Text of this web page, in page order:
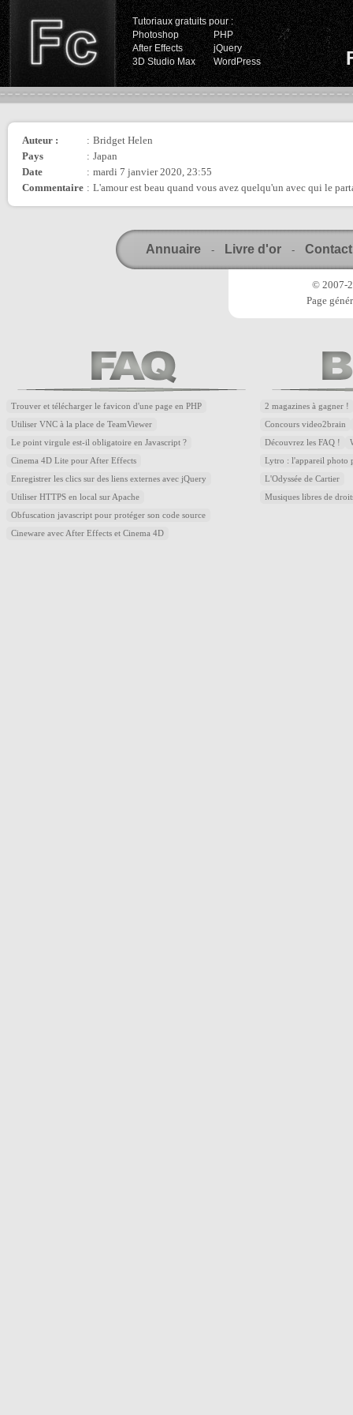
Tutoriaux gratuits pour :
Photoshop
PHP
After Effects
jQuery
3D Studio Max
WordPress
Auteur : : Bridget Helen
Pays
: Japan
Date
: mardi 7 janvier 2020, 23:55
Commentaire : L'amour est beau quand vous avez quelqu'un avec qui le
Annuaire - Livre d'or - Contact
© 2007-
Page
Trouver et télécharger le favicon d'une page en PHP
Utiliser VNC à la place de TeamViewer
Le point virgule est-il obligatoire en Javascript ?
Cinema 4D Lite pour After Effects
Enregistrer les clics sur des liens externes avec jQuery
Utiliser HTTPS en local sur Apache
Obfuscation javascript pour protéger son code source
Cineware avec After Effects et Cinema 4D
2 magazines à gagner !
Concours video2brain
Découvrez les FAQ !
Lytro : l'appareil photo
L'Odyssée de Cartier
Musiques libres de